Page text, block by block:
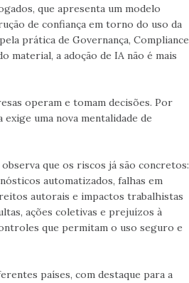
que apresenta um modelo
de confiança em torno do uso da
prática de Governança, Compliance
a adoção de IA não é mais
operam e tomam decisões. Por
uma nova mentalidade de
que os riscos já são concretos:
automatizados, falhas em
autorais e impactos trabalhistas
ações coletivas e prejuízos à
que permitam o uso seguro e
países, com destaque para a